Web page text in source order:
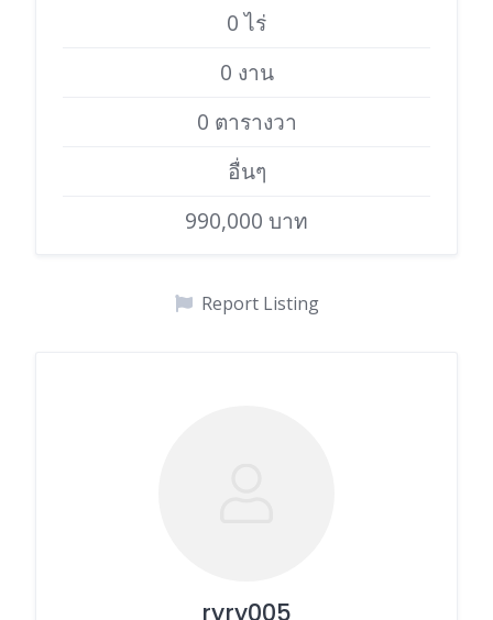
0 ไร่
0 งาน
0 ตารางวา
อื่นๆ
990,000 บาท
Report Listing
ryry005